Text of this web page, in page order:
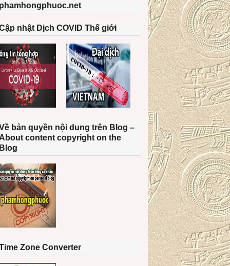
phamhongphuoc.net
nhật Dịch COVID Thế giới
bản quyền nội dung trên Blog –
content copyright on the
Blog
Zone Converter